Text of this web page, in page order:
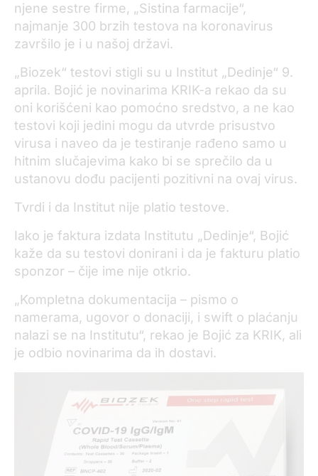
njene sestre firme, „Sistina farmacije“,
najmanje 300 brzih testova na koronavirus
završilo je i u našoj državi.
„Biozek“ testovi stigli su u Institut „Dedinje“ 9.
aprila. Bojić je novinarima KRIK-a rekao da su
oni korišćeni kao pomoćno sredstvo, a ne kao
testovi koji jedini mogu da utvrde prisustvo
virusa i naveo da je testiranje rađeno samo u
hitnim slučajevima kako bi se sprečilo da u
ustanovu dođu pacijenti pozitivni na ovaj virus.
Tvrdi i da Institut nije platio testove.
Iako je faktura izdata Institutu „Dedinje“, Bojić
kaže da su testovi donirani i da je fakturu platio
sponzor – čije ime nije otkrio.
„Kompletna dokumentacija – pismo o
namerama, ugovor o donaciji, i swift o plaćanju
nalazi se na Institutu“, rekao je Bojić za KRIK, ali
je odbio novinarima da ih dostavi.